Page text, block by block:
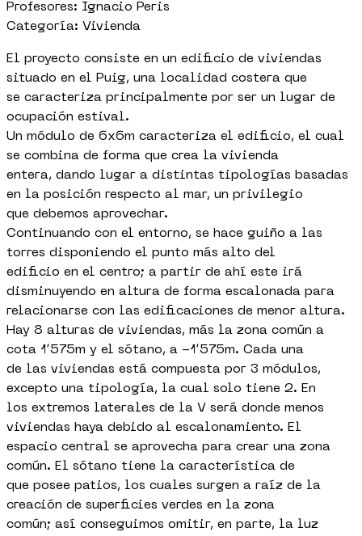
Profesores: Ignacio Peris
Categoría: Vivienda
El proyecto consiste en un edificio de viviendas
situado en el Puig, una localidad costera que
se caracteriza principalmente por ser un lugar de
ocupación estival.
Un módulo de 6x6m caracteriza el edificio, el cual
se combina de forma que crea la vivienda
entera, dando lugar a distintas tipologías basadas
en la posición respecto al mar, un privilegio
que debemos aprovechar.
Continuando con el entorno, se hace guiño a las
torres disponiendo el punto más alto del
edificio en el centro; a partir de ahí este irá
disminuyendo en altura de forma escalonada para
relacionarse con las edificaciones de menor altura.
Hay 8 alturas de viviendas, más la zona común a
cota 1’575m y el sótano, a -1’575m. Cada una
de las viviendas está compuesta por 3 módulos,
excepto una tipología, la cual solo tiene 2. En
los extremos laterales de la V será donde menos
viviendas haya debido al escalonamiento. El
espacio central se aprovecha para crear una zona
común. El sótano tiene la característica de
que posee patios, los cuales surgen a raíz de la
creación de superficies verdes en la zona
común; así conseguimos omitir, en parte, la luz